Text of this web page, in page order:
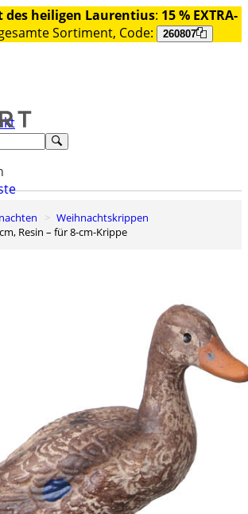
des heiligen Laurentius: 15 % EXTRA-
Sortiment, Code: 260807
Weihnachtskrippen
cm, Resin – für 8-cm-Krippe